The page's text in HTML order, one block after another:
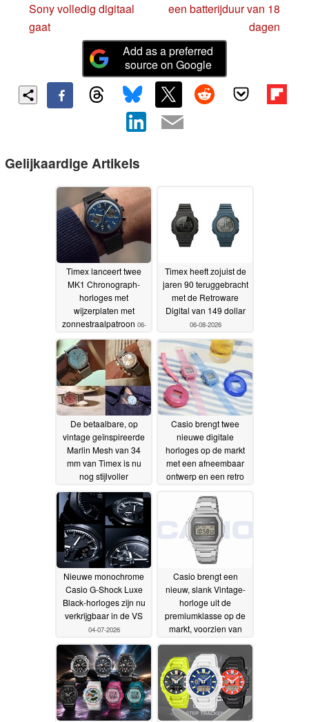
Sony volledig digitaal
gaat
een batterijduur van 18
dagen
Add as a preferred
source on Google
Gelijkaardige Artikels
Timex lanceert twee
MK1 Chronograph-
horloges met
wijzerplaten met
zonnestraalpatroon 06-
08-2026
Timex heeft zojuist de
jaren 90 teruggebracht
met de Retroware
Digital van 149 dollar
06-08-2026
De betaalbare, op
vintage geïnspireerde
Marlin Mesh van 34
mm van Timex is nu
nog stijlvoller
29-07-2026
Casio brengt twee
nieuwe digitale
horloges op de markt
met een afneembaar
ontwerp en een retro
Nieuwe monochrome
Casio G-Shock Luxe
Black-horloges zijn nu
verkrijgbaar in de VS
04-07-2026
Casio brengt een
nieuw, slank Vintage-
horloge uit de
premiumklasse op de
markt, voorzien van
03-07-2026